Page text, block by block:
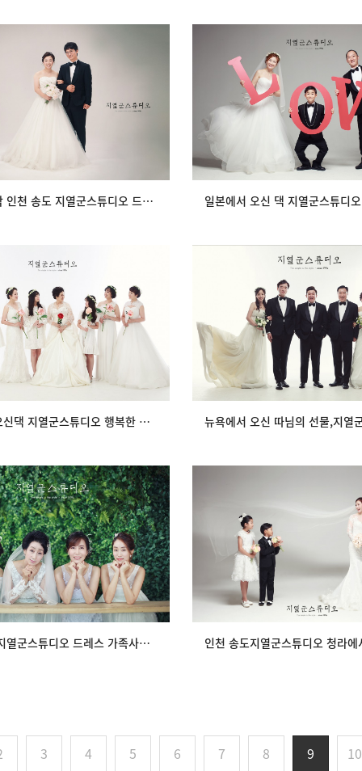
인천 송도 지열군스튜디오 드
레스가족사진의 …
view
참 예쁜생각 인천 송도 지열군스튜디오 드레스가족사진의 …
일본에서 오신 댁 지열군스튜
가족촬영
view
신댁 지열군스튜디오 행복한 드
레스가족사진
view
목동에서 오신댁 지열군스튜디오 행복한 드레스가족사진
뉴욕에서 오신 따님의 선물,지
드레스 가족사…
view
열군스튜디오 드레스 가족사진
의 즐거운시간
view
인천 송도 지열군스튜디오 드레스 가족사진의 즐거운시간
인천 송도지열군스튜디오 청라
view
3 4 5 6 7 8 9 10